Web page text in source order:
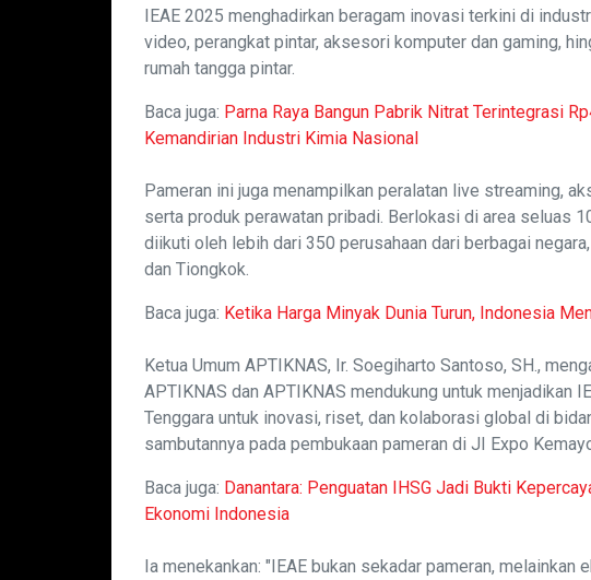
IEAE 2025 menghadirkan beragam inovasi terkini di
video, perangkat pintar, aksesori komputer dan gaming,
rumah tangga pintar.
Baca juga: Parna Raya Bangun Pabrik Nitrat Terintegrasi
Kemandirian Industri Kimia Nasional
Pameran ini juga menampilkan peralatan live streaming,
serta produk perawatan pribadi. Berlokasi di area seluas
diikuti oleh lebih dari 350 perusahaan dari berbagai
dan Tiongkok.
Baca juga: Ketika Harga Minyak Dunia Turun, Indonesia
Ketua Umum APTIKNAS, Ir. Soegiharto Santoso, SH.,
APTIKNAS dan APTIKNAS mendukung untuk menjadikan
Tenggara untuk inovasi, riset, dan kolaborasi global di
sambutannya pada pembukaan pameran di JI Expo
Baca juga: Danantara: Penguatan IHSG Jadi Bukti
Ekonomi Indonesia
Ia menekankan: "IEAE bukan sekadar pameran,